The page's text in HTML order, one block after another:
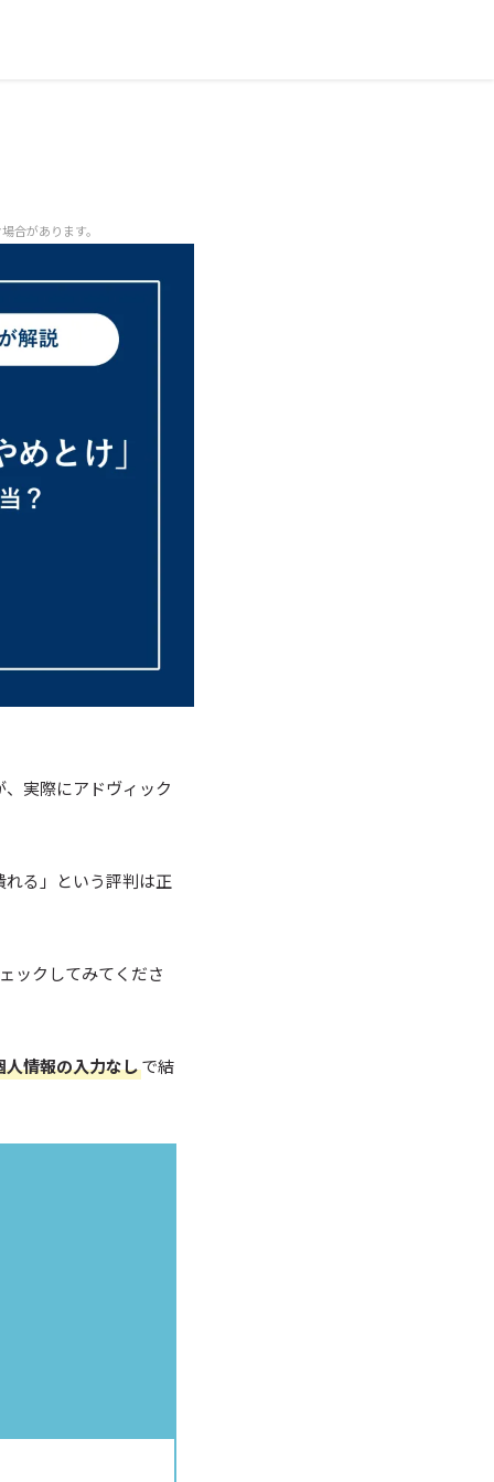
実際にアドヴィック
る」という評判は正
ックしてみてくださ
人情報の入力なしで結